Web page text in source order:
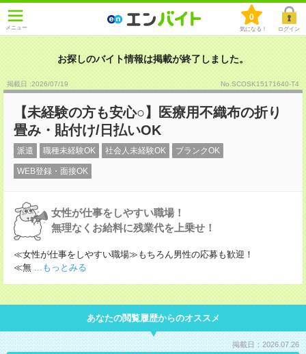
メニュー
0
気になる！ ログイン
お探しのバイト情報は掲載が終了しました。
掲載日 :2026/07/19 No.SCOSK15171640-T4
【未経験の方も安心○】医療用不織布の折り
畳み・貼付け/日払いOK
派遣 職種未経験OK 社会人未経験OK ブランクOK
WEB登録・面接OK
女性が仕事をしやすい職場！
無理なくお給料に残業代を上乗せ！
≪女性が仕事をしやすい職場≫もちろん男性の応募も歓迎！
≪無 ...もっとみる
あなたの閲覧履歴からのオススメ
掲載日：2026.07.26